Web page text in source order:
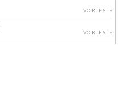
VOIR LE SITE
VOIR LE SITE